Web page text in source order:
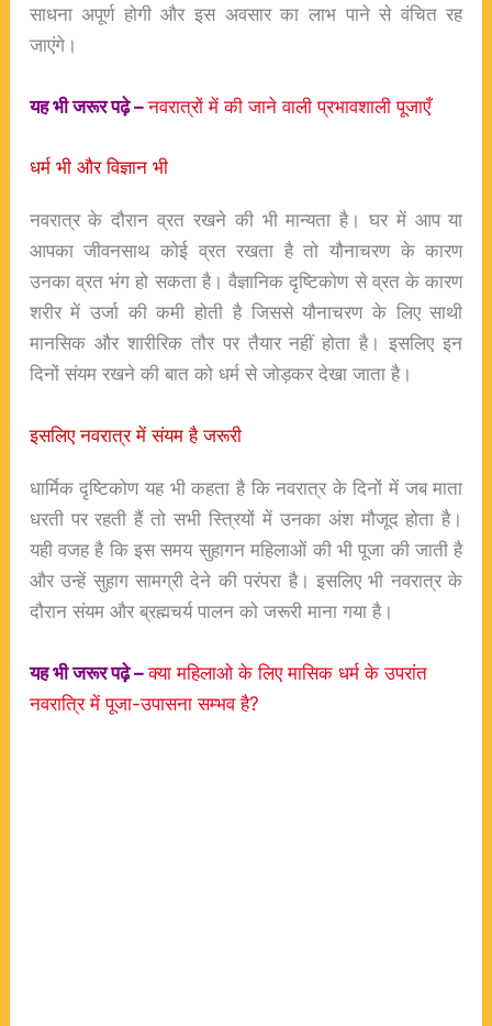
साधना अपूर्ण होगी और इस अवसार का लाभ पाने से वंचित रह
जाएंगे।
यह भी जरूर पढ़े –नवरात्रों में की जाने वाली प्रभावशाली पूजाएँ
धर्म भी और विज्ञान भी
नवरात्र के दौरान व्रत रखने की भी मान्यता है। घर में आप या
आपका जीवनसाथ कोई व्रत रखता है तो यौनाचरण के कारण
उनका व्रत भंग हो सकता है। वैज्ञानिक दृष्टिकोण से व्रत के कारण
शरीर में उर्जा की कमी होती है जिससे यौनाचरण के लिए साथी
मानसिक और शारीरिक तौर पर तैयार नहीं होता है। इसलिए इन
दिनों संयम रखने की बात को धर्म से जोड़कर देखा जाता है।
इसलिए नवरात्र में संयम है जरूरी
धार्मिक दृष्टिकोण यह भी कहता है कि नवरात्र के दिनों में जब माता
धरती पर रहती हैं तो सभी स्त्रियों में उनका अंश मौजूद होता है।
यही वजह है कि इस समय सुहागन महिलाओं की भी पूजा की जाती है
और उन्हें सुहाग सामग्री देने की परंपरा है। इसलिए भी नवरात्र के
दौरान संयम और ब्रह्मचर्य पालन को जरूरी माना गया है।
यह भी जरूर पढ़े –क्या महिलाओ के लिए मासिक धर्म के उपरांत
नवरात्रि में पूजा-उपासना सम्भव है?